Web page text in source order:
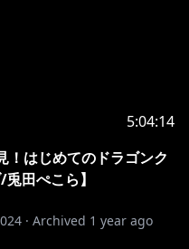
5:04:14
！はじめてのドラゴンク
田ぺこら】
· Archived 1 year ago